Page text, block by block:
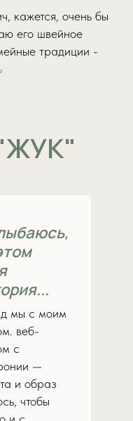
кажется, очень бы
его швейное
традиции -
мы с моим
веб-
с
—
и образ
чтобы